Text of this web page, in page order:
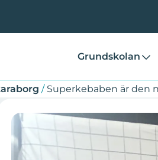
Grundskolan
/ Superkebaben är den
12 Skaraborg